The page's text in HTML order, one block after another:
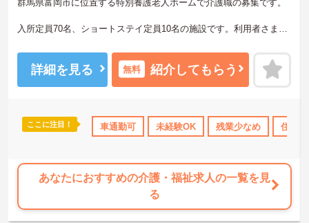
残業少なめ 産休･育休･介護休暇取得実績あり 社会保険完備
群馬県富岡市に位置する特別養護老人ホームで介護職の募集です。
入所定員70名、ショートステイ定員10名の施設です。利用者さまの
る介護に取り組めます。賞与3.8ヶ月の過去実績や退職金制度もあ
り、長く働きやすい環境です。未経験の方も応募可能で、介護福祉
士資格をお持ちの方は経験を活かして活躍できます。
■ 尊厳を大切にできる介護環境
―――――――――――――――
・利用者さまの意思や人格を尊重
・家庭的な雰囲気づくりに注力
→ 一人ひとりに寄り添った介護を実践できます♪
―――――――――――――――
詳細を見る 無料 紹介してもらう
ここに注目！ 車通勤可 未経験OK 残業少なめ 住宅
あなたにおすすめの介護・福祉求人の一覧を見
る